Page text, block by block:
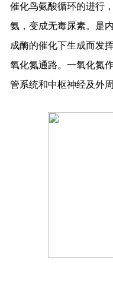
催化鸟氨酸循环的进行
氨，变成无毒尿素。是
成酶的催化下生成而发
氧化氮通路。一氧化氮
管系统和中枢神经及外